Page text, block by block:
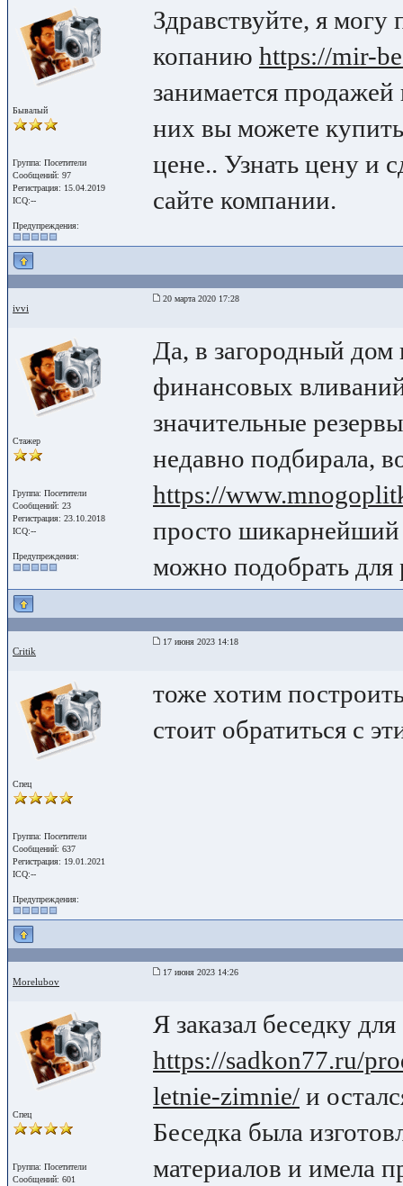
Бывалый
Группа: Посетители
Сообщений: 97
Регистрация: 15.04.2019
ICQ:--
Предупреждения:
Здравствуйте, я могу
копанию https://mir-
занимается
них вы можете
цене.. Узнать цену и
сайте компании.
ivvi
20 марта 2020 17:28
Стажер
Группа: Посетители
Сообщений: 23
Регистрация: 23.10.2018
ICQ:--
Предупреждения:
Да, в загородный
финансовых
значительные
недавно подбирала,
https://
просто
можно подобрать для
Critik
17 июня 2023 14:18
Спец
Группа: Посетители
Сообщений: 637
Регистрация: 19.01.2021
ICQ:--
Предупреждения:
тоже хотим
стоит обратиться с
Morelubov
17 июня 2023 14:26
Спец
Группа: Посетители
Сообщений: 601
Я заказал беседку
https://sadkon77.ru/
letnie-zimnie/ и
Беседка была
материалов и имела